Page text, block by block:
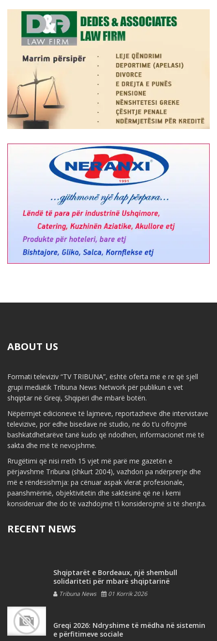
ABOUT US
Formati televiziv “TV TRIBUNA”, është oferta më e re që sjell
grupi mediatik Tribuna News Network për publikun e vet
shqiptar në Greqi, Shqipëri dhe mbarë botën.
Nëpërmjet edicioneve të lajmeve, reportazheve dhe intervistave
televizive, por edhe bisedave në studio, ne do t’u ofrojmë
bashkatdhetarëve tanë kudo që ndodhen, informacionet më të
sakta dhe më të nevojshme.
Rrugëtimi që nisi rreth 15 vjet më parë me gazetën e
përjavshme Tribuna (shkurt 2004), vazhdon pa ndërprerje dhe
më e rëndësishmja: pa cënuar aspak vlerat profesionale,
paanshmërinë, objektivitetin dhe saktësinë që ne i kemi
konsideruar dhe do të vazhdojmë t’i konsiderojmë si të shenjta.
RECENT NEWS
Shqiptarët e Bordeaux, një shembull
solidariteti për mbarë shqiptarinë
Tribuna News 01 Korrik 2026
Greqi 2026: Ndryshime të mëdha në sistemin
e përfitimeve sociale